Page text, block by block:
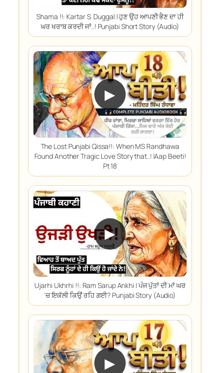
Shama !!: Kartar S. Duggal | ਹੁਣ ਉਹ ਆਪਣੀ ਭੈਣ ਦਾ ਹੀ
ਘਰ ਖਰਾਬ ਕਰਦੀ ਜਾਂ..! Punjabi Short Story (Audio)
▶
The Lost Punjabi Qissa!!: When MS Randhawa
Found Another Tragic Love Story that..! |Aap Beeti!
Pt 18
▶
Ujarhi Ukhrhi !!: Ram Sarup Ankhi | ਪੰਜ ਪੁੱਤਾਂ ਦੀ ਮਾਂ ਘਰ
'ਚ ਇਕੱਲੀ ਕਿਉਂ ਰਹਿ ਗਈ? Punjabi Story (Audio)
▶